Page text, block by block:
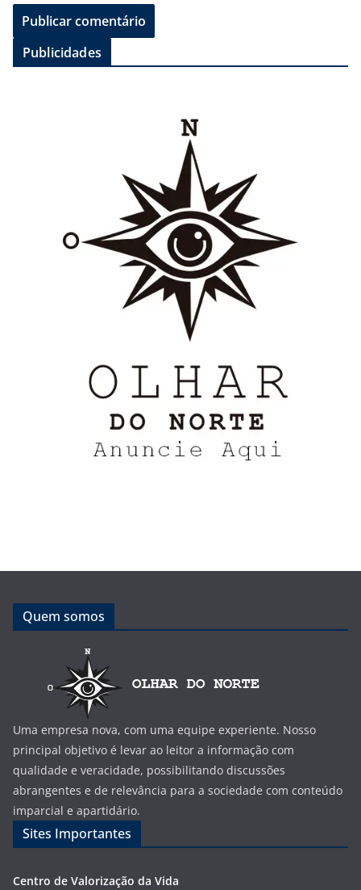
Publicidades
Quem somos
Uma empresa nova, com uma equipe experiente. Nosso
principal objetivo é levar ao leitor a informação com
qualidade e veracidade, possibilitando discussões
abrangentes e de relevância para a sociedade com conteúdo
imparcial e apartidário.
Sites Importantes
Centro de Valorização da Vida